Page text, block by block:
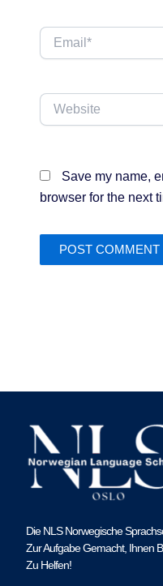
Email*
Website
Save my name,
browser for the next
Die NLS Norwegische
Zur Aufgabe Gemacht, Ihnen
Zu Helfen!